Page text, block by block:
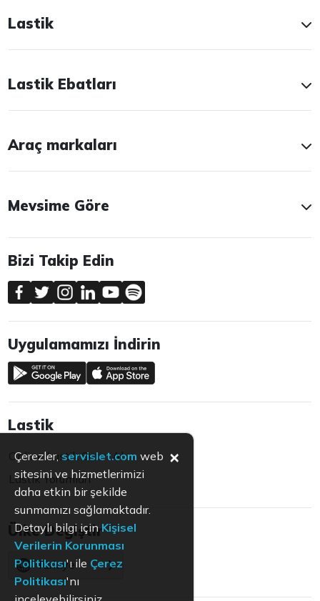
Lastik
Lastik Ebatları
Araç markaları
Mevsime Göre
Bizi Takip Edin
Uygulamamızı İndirin
Lastik
Online Lastik Satın Al
Lastik Yorumları
Ülke Değiştir
Türkiye
Çerezler, servislet.com web
sitesini ve hizmetlerimizi
daha etkin bir şekilde
sunmamızı sağlamaktadır.
Detaylı bilgi için Kişisel
Verilerin Korunması
Politikası'ı ile Çerez
Politikası'nı
×